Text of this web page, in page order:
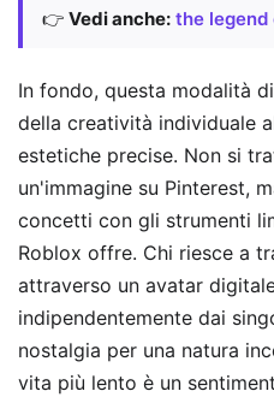
👉 Vedi anche: the legend
In fondo, questa modalità
della creatività individuale
estetiche precise. Non si
un'immagine su Pinterest,
concetti con gli strumenti
Roblox offre. Chi riesce a
attraverso un avatar
indipendentemente dai
nostalgia per una natura
vita più lento è un